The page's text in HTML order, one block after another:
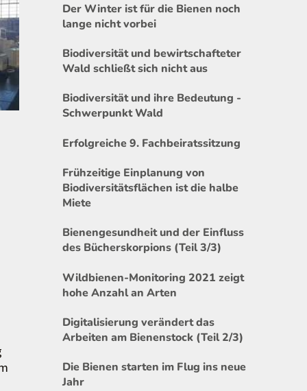
Der Winter ist für die Bienen noch
lange nicht vorbei
Biodiversität und bewirtschafteter
Wald schließt sich nicht aus
Biodiversität und ihre Bedeutung -
Schwerpunkt Wald
Erfolgreiche 9. Fachbeiratssitzung
Frühzeitige Einplanung von
Biodiversitätsflächen ist die halbe
Miete
Bienengesundheit und der Einfluss
des Bücherskorpions (Teil 3/3)
Wildbienen-Monitoring 2021 zeigt
hohe Anzahl an Arten
Digitalisierung verändert das
Arbeiten am Bienenstock (Teil 2/3)
Die Bienen starten im Flug ins neue
Jahr